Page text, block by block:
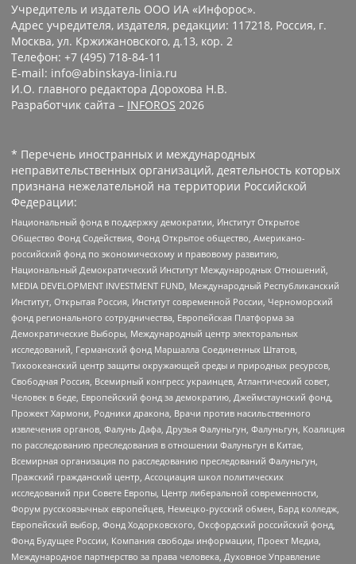
Учредитель и издатель ООО ИА «Инфорос».
Адрес учредителя, издателя, редакции: 117218, Россия, г.
Москва, ул. Кржижановского, д.13, кор. 2
Телефон: +7 (495) 718-84-11
E-mail: info@abinskaya-linia.ru
И.О. главного редактора Дорохова Н.В.
Разработчик сайта – INFOROS 2026
* Перечень иностранных и международных
неправительственных организаций, деятельность которых
признана нежелательной на территории Российской
Федерации:
Национальный фонд в поддержку демократии, Институт Открытое
Общество Фонд Содействия, Фонд Открытое общество, Американо-
российский фонд по экономическому и правовому развитию,
Национальный Демократический Институт Международных Отношений,
MEDIA DEVELOPMENT INVESTMENT FUND, Международный Республиканский
Институт, Открытая Россия, Институт современной России, Черноморский
фонд регионального сотрудничества, Европейская Платформа за
Демократические Выборы, Международный центр электоральных
исследований, Германский фонд Маршалла Соединенных Штатов,
Тихоокеанский центр защиты окружающей среды и природных ресурсов,
Свободная Россия, Всемирный конгресс украинцев, Атлантический совет,
Человек в беде, Европейский фонд за демократию, Джеймстаунский фонд,
Прожект Хармони, Родники дракона, Врачи против насильственного
извлечения органов, Фалунь Дафа, Друзья Фалуньгун, Фалуньгун, Коалиция
по расследованию преследования в отношении Фалуньгун в Китае,
Всемирная организация по расследованию преследований Фалуньгун,
Пражский гражданский центр, Ассоциация школ политических
исследований при Совете Европы, Центр либеральной современности,
Форум русскоязычных европейцев, Немецко-русский обмен, Бард колледж,
Европейский выбор, Фонд Ходорковского, Оксфордский российский фонд,
Фонд Будущее России, Компания свободы информации, Проект Медиа,
Международное партнерство за права человека, Духовное Управление